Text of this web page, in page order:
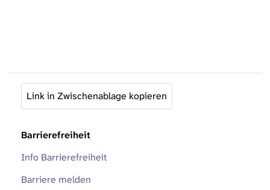
Link in Zwischenablage kopieren
Barrierefreiheit
Info Barrierefreiheit
Barriere melden